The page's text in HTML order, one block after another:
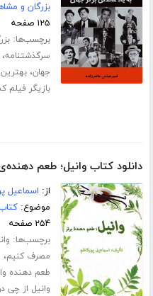
بزرگان و
۱۲۵ صفحه
برچسب‌ها:
سرگذشتنامه،
جهان،
بازیگر فیلم
دانلود کتاب وانیل؛ طعم
از: اسماعیل
موضوع:
۲۵۴ صفحه
برچسب‌ها:
مصرف کنیم،
طعم دهنده
وانیل از